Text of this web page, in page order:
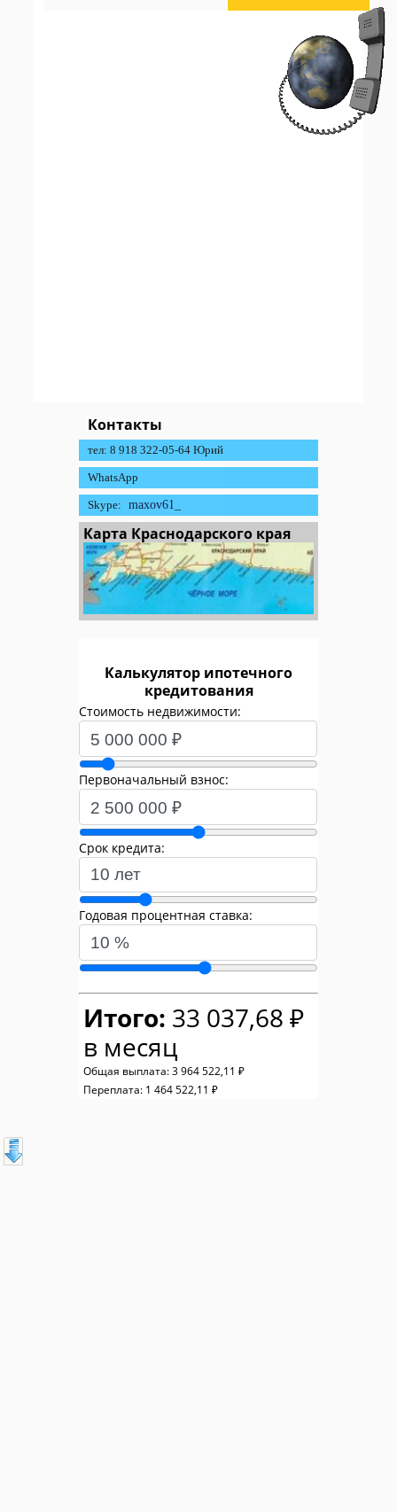
Контакты
тел: 8 918 322-05-64 Юрий
WhatsApp
Skype: maxov61_
Карта Краснодарского края
Калькулятор ипотечного
кредитования
Стоимость недвижимости:
Первоначальный взнос:
Срок кредита:
Годовая процентная ставка:
Итого: 33 037,68 ₽
в месяц
Общая выплата: 3 964 522,11 ₽
Переплата: 1 464 522,11 ₽